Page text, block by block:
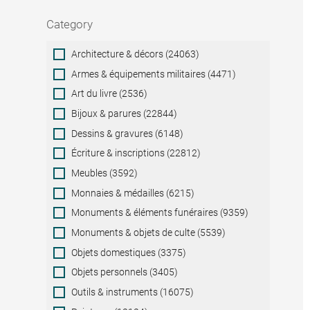
Category
Category
Architecture & décors (24063)
Armes & équipements militaires (4471)
Art du livre (2536)
Bijoux & parures (22844)
Dessins & gravures (6148)
Écriture & inscriptions (22812)
Meubles (3592)
Monnaies & médailles (6215)
Monuments & éléments funéraires (9359)
Monuments & objets de culte (5539)
Objets domestiques (3375)
Objets personnels (3405)
Outils & instruments (16075)